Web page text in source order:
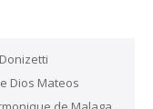
Dios Mateos